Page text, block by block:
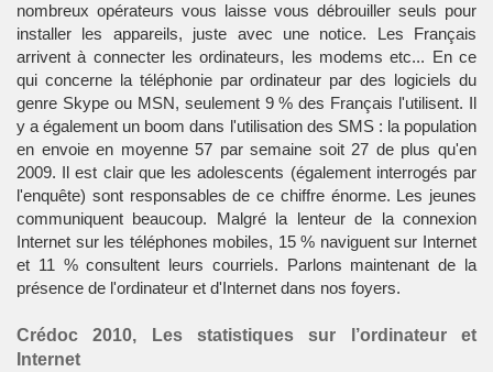
nombreux opérateurs vous laisse vous débrouiller seuls pour
installer les appareils, juste avec une notice. Les Français
arrivent à connecter les ordinateurs, les modems etc... En ce
qui concerne la téléphonie par ordinateur par des logiciels du
genre Skype ou MSN, seulement 9 % des Français l'utilisent. Il
y a également un boom dans l'utilisation des SMS : la population
en envoie en moyenne 57 par semaine soit 27 de plus qu'en
2009. Il est clair que les adolescents (également interrogés par
l'enquête) sont responsables de ce chiffre énorme. Les jeunes
communiquent beaucoup. Malgré la lenteur de la connexion
Internet sur les téléphones mobiles, 15 % naviguent sur Internet
et 11 % consultent leurs courriels. Parlons maintenant de la
présence de l'ordinateur et d'Internet dans nos foyers.
Crédoc 2010, Les statistiques sur l’ordinateur et
Internet